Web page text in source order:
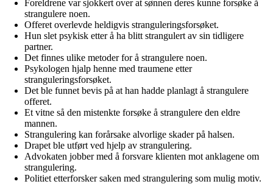
Foreldrene var sjokkert over at sønnen deres kunne forsøke å
strangulere noen.
Offeret overlevde heldigvis stranguleringsforsøket.
Hun slet psykisk etter å ha blitt strangulert av sin tidligere
partner.
Det finnes ulike metoder for å strangulere noen.
Psykologen hjalp henne med traumene etter
stranguleringsforsøket.
Det ble funnet bevis på at han hadde planlagt å strangulere
offeret.
Et vitne så den mistenkte forsøke å strangulere den eldre
mannen.
Strangulering kan forårsake alvorlige skader på halsen.
Drapet ble utført ved hjelp av strangulering.
Advokaten jobber med å forsvare klienten mot anklagene om
strangulering.
Politiet etterforsker saken med strangulering som mulig motiv.